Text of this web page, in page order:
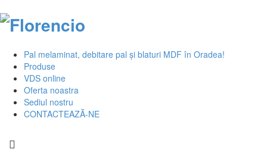
Pal melaminat, debitare pal și blaturi MDF în Oradea!
Produse
VDS online
Oferta noastra
Sediul nostru
CONTACTEAZĂ-NE